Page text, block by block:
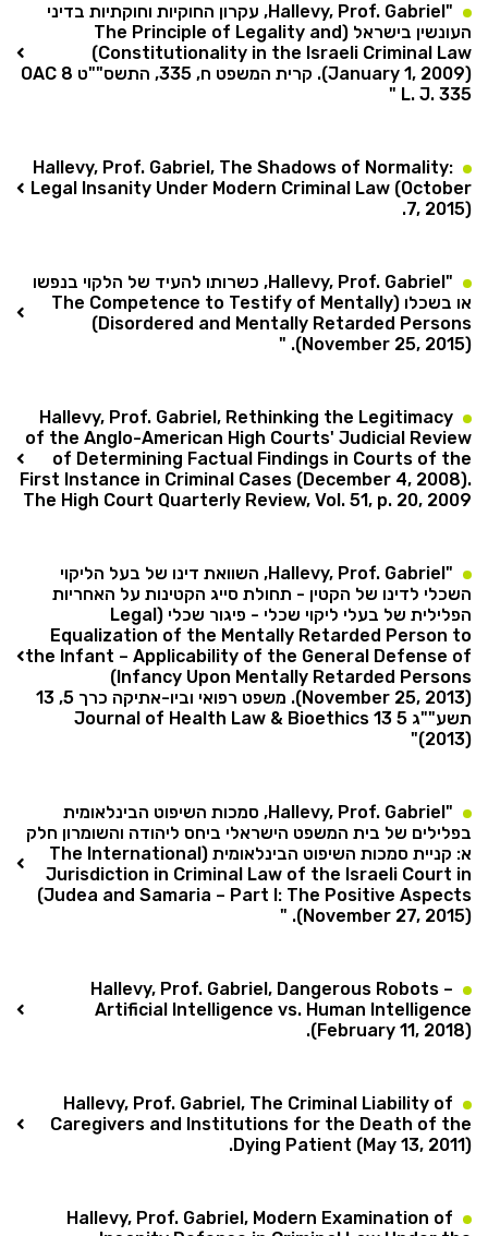
"Hallevy, Prof. Gabriel, עקרון החוקיות וחוקתיות בדיני
העונשין בישראל (The Principle of Legality and
Constitutionality in the Israeli Criminal Law)
(January 1, 2009). קרית המשפט ח, 335, התשס""ט 8 OAC
L. J. 335 "
Hallevy, Prof. Gabriel, The Shadows of Normality:
Legal Insanity Under Modern Criminal Law (October
7, 2015).
"Hallevy, Prof. Gabriel, כשרותו להעיד של הלקוי בנפשו
או בשכלו (The Competence to Testify of Mentally
Disordered and Mentally Retarded Persons)
(November 25, 2015). "
Hallevy, Prof. Gabriel, Rethinking the Legitimacy
of the Anglo-American High Courts' Judicial Review
of Determining Factual Findings in Courts of the
First Instance in Criminal Cases (December 4, 2008).
The High Court Quarterly Review, Vol. 51, p. 20, 2009
"Hallevy, Prof. Gabriel, השוואת דינו של בעל הליקוי
השכלי לדינו של הקטין - תחולת סייג הקטינות על האחריות
הפלילית של בעלי ליקוי שכלי - פיגור שכלי (Legal
Equalization of the Mentally Retarded Person to
the Infant – Applicability of the General Defense of
Infancy Upon Mentally Retarded Persons)
(November 25, 2013). משפט רפואי וביו-אתיקה כרך 5, 13
תשע""ג 5 Journal of Health Law & Bioethics 13
(2013)"
"Hallevy, Prof. Gabriel, סמכות השיפוט הבינלאומית
בפלילים של בית המשפט הישראלי ביחס ליהודה והשומרון חלק
א: קניית סמכות השיפוט הבינלאומית (The International
Jurisdiction in Criminal Law of the Israeli Court in
Judea and Samaria – Part I: The Positive Aspects)
(November 27, 2015). "
Hallevy, Prof. Gabriel, Dangerous Robots –
Artificial Intelligence vs. Human Intelligence
(February 11, 2018).
Hallevy, Prof. Gabriel, The Criminal Liability of
Caregivers and Institutions for the Death of the
Dying Patient (May 13, 2011).
Hallevy, Prof. Gabriel, Modern Examination of